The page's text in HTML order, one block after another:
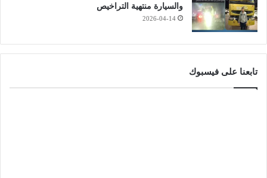
والسيارة منتهية التراخيص
2026-04-14
تابعنا على فيسبوك